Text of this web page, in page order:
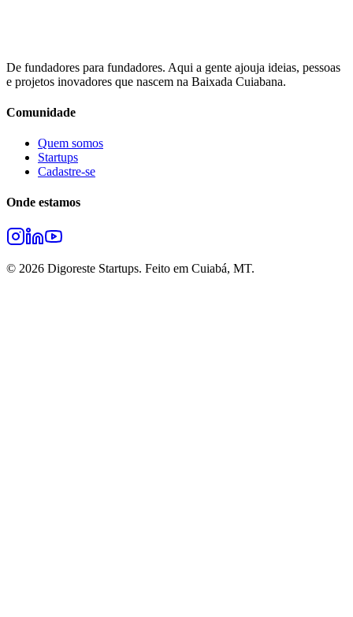
De fundadores para fundadores. Aqui a gente ajouja ideias, pessoas
e projetos inovadores que nascem na Baixada Cuiabana.
Comunidade
Quem somos
Startups
Cadastre-se
Onde estamos
© 2026 Digoreste Startups. Feito em Cuiabá, MT.